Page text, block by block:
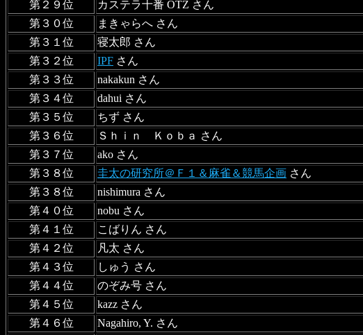
第２９位
カステラ十番 OTZ さん
第３０位
まきゃらへ さん
第３１位
寝太郎 さん
第３２位
IPF さん
第３３位
nakakun さん
第３４位
dahui さん
第３５位
ちず さん
第３６位
Ｓｈｉｎ Ｋｏｂａ さん
第３７位
ako さん
第３８位
圭太の研究所＠Ｆ１＆麻雀＆競馬企画 さん
第３８位
nishimura さん
第４０位
nobu さん
第４１位
こばりん さん
第４２位
凡太 さん
第４３位
しゅう さん
第４４位
のぞみ号 さん
第４５位
kazz さん
第４６位
Nagahiro, Y. さん